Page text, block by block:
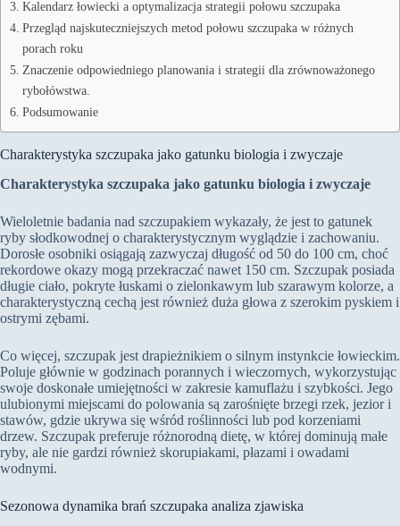
Kalendarz łowiecki a optymalizacja strategii połowu szczupaka
Przegląd najskuteczniejszych metod połowu szczupaka w różnych
porach roku
Znaczenie odpowiedniego planowania i strategii dla zrównoważonego
rybołówstwa.
Podsumowanie
Charakterystyka szczupaka jako gatunku biologia i zwyczaje
Charakterystyka szczupaka jako gatunku biologia i zwyczaje
Wieloletnie badania nad szczupakiem wykazały, że jest to gatunek
ryby słodkowodnej o charakterystycznym wyglądzie i zachowaniu.
Dorosłe osobniki osiągają zazwyczaj długość od 50 do 100 cm, choć
rekordowe okazy mogą przekraczać nawet 150 cm. Szczupak posiada
długie ciało, pokryte łuskami o zielonkawym lub szarawym kolorze, a
charakterystyczną cechą jest również duża głowa z szerokim pyskiem i
ostrymi zębami.
Co więcej, szczupak jest drapieżnikiem o silnym instynkcie łowieckim.
Poluje głównie w godzinach porannych i wieczornych, wykorzystując
swoje doskonałe umiejętności w zakresie kamuflażu i szybkości. Jego
ulubionymi miejscami do polowania są zarośnięte brzegi rzek, jezior i
stawów, gdzie ukrywa się wśród roślinności lub pod korzeniami
drzew. Szczupak preferuje różnorodną dietę, w której dominują małe
ryby, ale nie gardzi również skorupiakami, płazami i owadami
wodnymi.
Sezonowa dynamika brań szczupaka analiza zjawiska